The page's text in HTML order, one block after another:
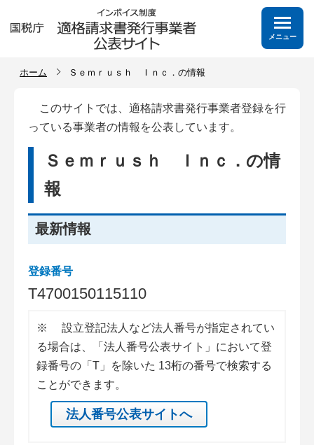
メニュー
ホーム Ｓｅｍｒｕｓｈ Ｉｎｃ．の情報
このサイトでは、適格請求書発行事業者登録を行
っている事業者の情報を公表しています。
Ｓｅｍｒｕｓｈ Ｉｎｃ．の情
報
最新情報
登録番号
T4700150115110
※
設立登記法人など法人番号が指定されてい
る場合は、「法人番号公表サイト」において登
録番号の「T」を除いた 13桁の番号で検索する
ことができます。
法人番号公表サイトへ